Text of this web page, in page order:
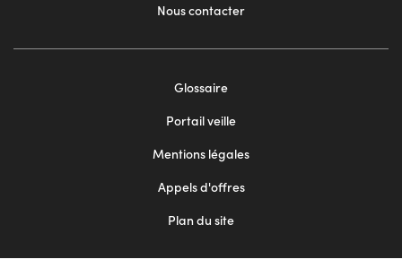
Nous contacter
Glossaire
Portail veille
Mentions légales
Appels d'offres
Plan du site